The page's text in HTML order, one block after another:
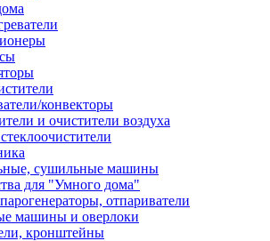
конвекторы
и очистители воздуха
сушильные машины
для "Умного дома"
отпариватели
машины и оверлоки
кронштейны